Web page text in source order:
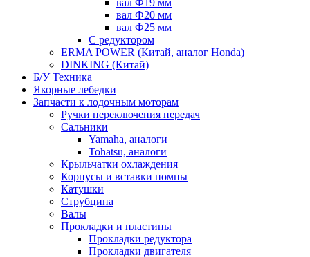
вал Ф19 мм
вал Ф20 мм
вал Ф25 мм
С редуктором
ERMA POWER (Китай, аналог Honda)
DINKING (Китай)
Б/У Техника
Якорные лебедки
Запчасти к лодочным моторам
Ручки переключения передач
Сальники
Yamaha, аналоги
Tohatsu, аналоги
Крыльчатки охлаждения
Корпусы и вставки помпы
Катушки
Струбцина
Валы
Прокладки и пластины
Прокладки редуктора
Прокладки двигателя